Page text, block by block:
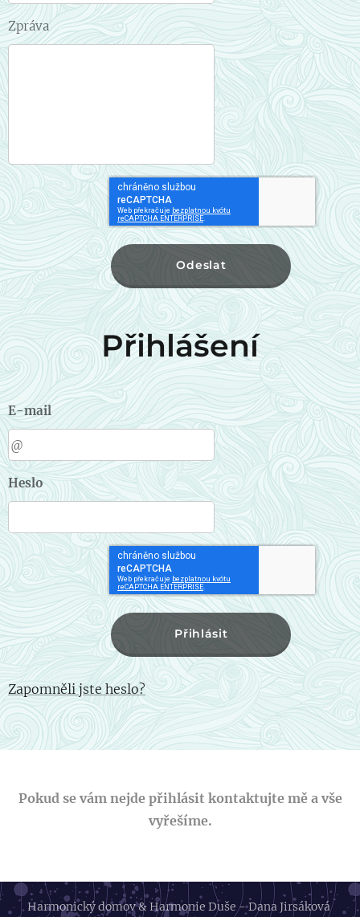
Zpráva
Odeslat
Přihlášení
E-mail
Heslo
Přihlásit
Zapomněli jste heslo?
Pokud se vám nejde přihlásit kontaktujte mě a vše
vyřešíme.
Harmonický domov & Harmonie Duše - Dana Jirsáková